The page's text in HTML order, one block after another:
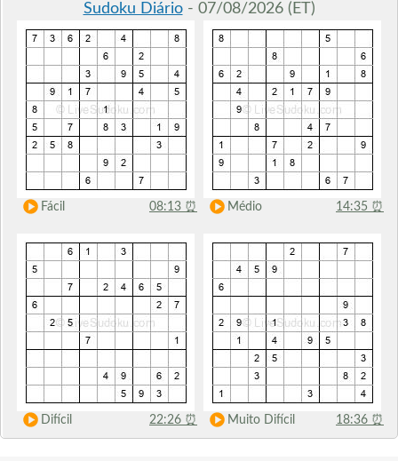
Sudoku Diário- 07/08/2026 (ET)
Fácil 08:13 ⏰ Médio 14:35 ⏰
Difícil 22:26 ⏰ Muito Difícil 18:36 ⏰